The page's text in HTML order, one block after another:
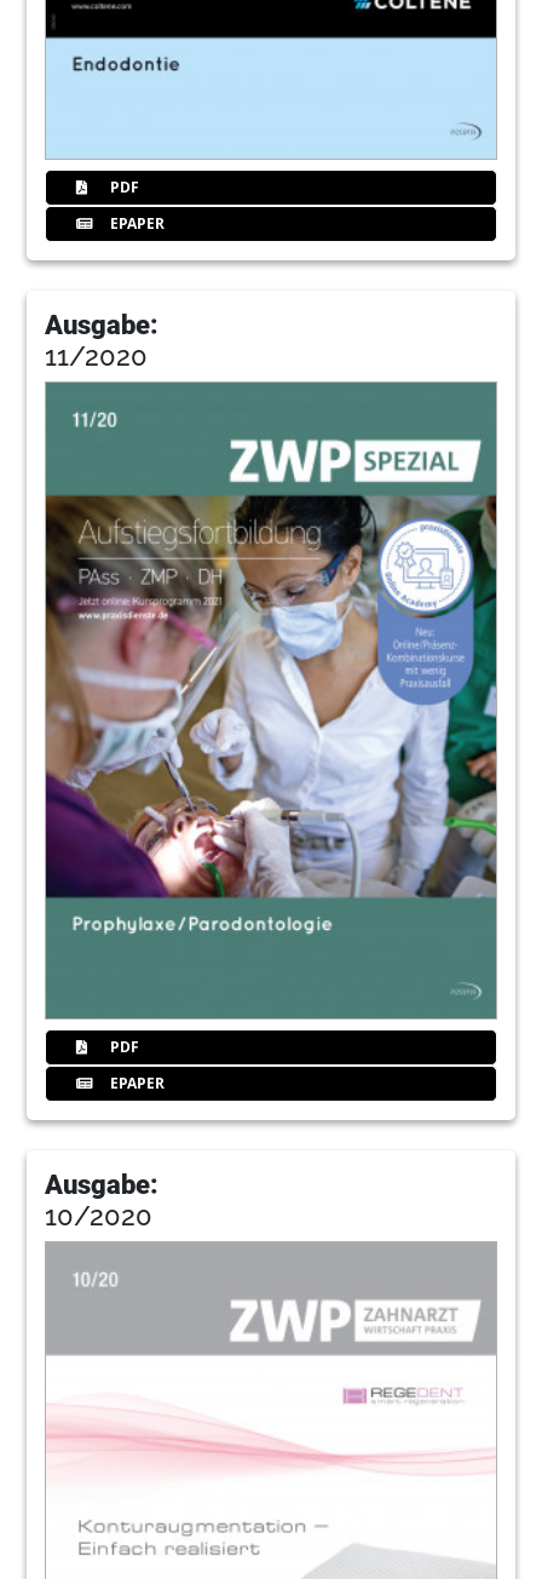
PDF
EPAPER
Ausgabe:
11/2020
PDF
EPAPER
Ausgabe:
10/2020